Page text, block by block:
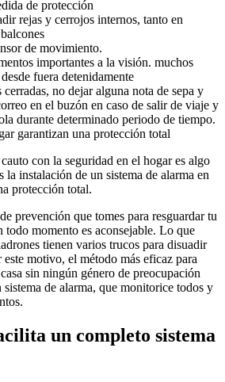
de protección
rejas y cerrojos internos, tanto en
de movimiento.
importantes a la visión. muchos
fuera detenidamente
cerradas, no dejar alguna nota de sepa y
en el buzón en caso de salir de viaje y
durante determinado periodo de tiempo.
garantizan una protección total
con la seguridad en el hogar es algo
la instalación de un sistema de alarma en
protección total.
prevención que tomes para resguardar tu
todo momento es aconsejable. Lo que
tienen varios trucos para disuadir
este motivo, el método más eficaz para
sin ningún género de preocupación
sistema de alarma, que monitorice todos y
un completo sistema